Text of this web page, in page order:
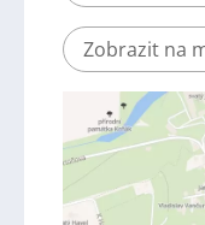
Zobrazit na